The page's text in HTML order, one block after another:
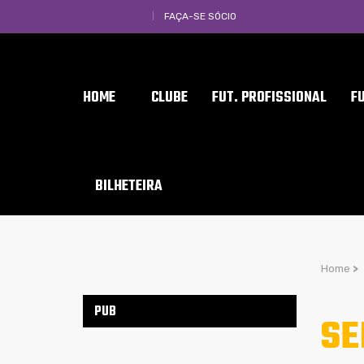
FAÇA-SE SÓCIO
HOME CLUBE FUT. PROFISSIONAL
BILHETEIRA
Home >
PUB